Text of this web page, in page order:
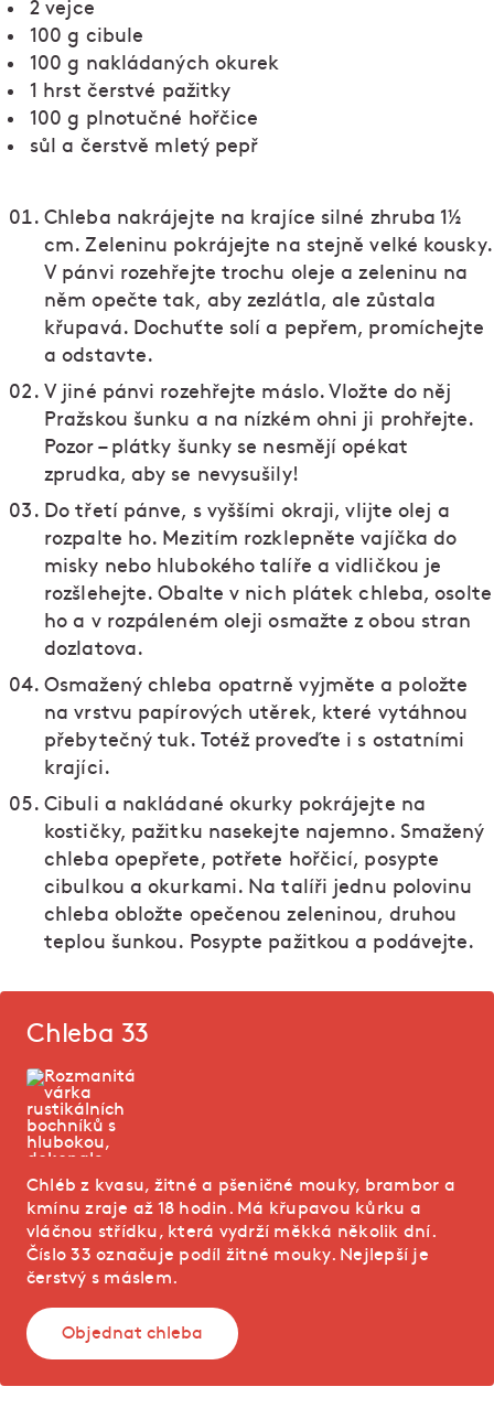
2 vejce
100 g cibule
100 g nakládaných okurek
1 hrst čerstvé pažitky
100 g plnotučné hořčice
sůl a čerstvě mletý pepř
Chleba nakrájejte na krajíce silné zhruba 1½
cm. Zeleninu pokrájejte na stejně velké kousky.
V pánvi rozehřejte trochu oleje a zeleninu na
něm opečte tak, aby zezlátla, ale zůstala
křupavá. Dochuťte solí a pepřem, promíchejte
a odstavte.
V jiné pánvi rozehřejte máslo. Vložte do něj
Pražskou šunku a na nízkém ohni ji prohřejte.
Pozor – plátky šunky se nesmějí opékat
zprudka, aby se nevysušily!
Do třetí pánve, s vyššími okraji, vlijte olej a
rozpalte ho. Mezitím rozklepněte vajíčka do
misky nebo hlubokého talíře a vidličkou je
rozšlehejte. Obalte v nich plátek chleba, osolte
ho a v rozpáleném oleji osmažte z obou stran
dozlatova.
Osmažený chleba opatrně vyjměte a položte
na vrstvu papírových utěrek, které vytáhnou
přebytečný tuk. Totéž proveďte i s ostatními
krajíci.
Cibuli a nakládané okurky pokrájejte na
kostičky, pažitku nasekejte najemno. Smažený
chleba opepřete, potřete hořčicí, posypte
cibulkou a okurkami. Na talíři jednu polovinu
chleba obložte opečenou zeleninou, druhou
teplou šunkou. Posypte pažitkou a podávejte.
Chleba 33
Chléb z kvasu, žitné a pšeničné mouky, brambor a
kmínu zraje až 18 hodin. Má křupavou kůrku a
vláčnou střídku, která vydrží měkká několik dní.
Číslo 33 označuje podíl žitné mouky. Nejlepší je
čerstvý s máslem.
Objednat chleba